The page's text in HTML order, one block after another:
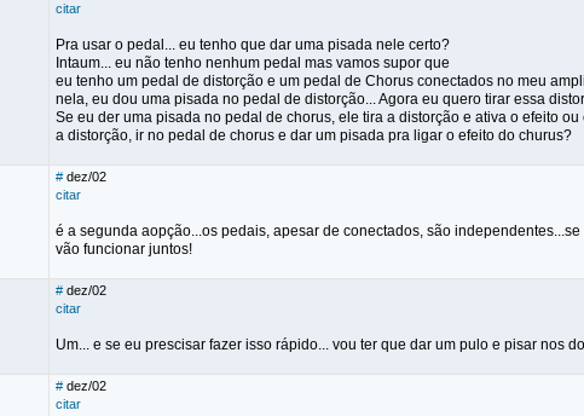
citar
Pra usar o pedal... eu tenho que dar uma pisada nele certo?
Intaum... eu não tenho nenhum pedal mas vamos supor que
eu tenho um pedal de distorção e um pedal de Chorus conectados no meu
nela, eu dou uma pisada no pedal de distorção... Agora eu quero tirar essa
Se eu der uma pisada no pedal de chorus, ele tira a distorção e ativa o efeito
a distorção, ir no pedal de chorus e dar um pisada pra ligar o efeito do churus?
# dez/02
citar
é a segunda aopção...os pedais, apesar de conectados, são
vão funcionar juntos!
# dez/02
citar
Um... e se eu prescisar fazer isso rápido... vou ter que dar um pulo e pisar nos
# dez/02
citar